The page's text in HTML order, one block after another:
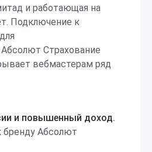
и работающая на
Подключение к
Страхование
вебмастерам ряд
и повышенный доход.
бренду Абсолют